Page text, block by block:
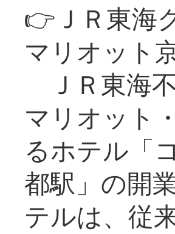
👉ＪＲ東海
マリオット
ＪＲ東海
マリオット
るホテル「
都駅」の開
テルは、従